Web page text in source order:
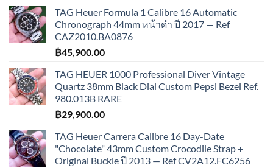
TAG Heuer Formula 1 Calibre 16 Automatic
Chronograph 44mm หน้าดำ ปี 2017 — Ref
CAZ2010.BA0876
฿45,900.00
TAG HEUER 1000 Professional Diver Vintage
Quartz 38mm Black Dial Custom Pepsi Bezel Ref.
980.013B RARE
฿29,900.00
TAG Heuer Carrera Calibre 16 Day-Date
"Chocolate" 43mm Custom Crocodile Strap +
Original Buckle ปี 2013 — Ref CV2A12.FC6256